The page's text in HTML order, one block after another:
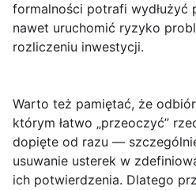
formalności potrafi wydłużyć
nawet uruchomić ryzyko
rozliczeniu inwestycji.
Warto też pamiętać, że
którym łatwo „przeoczyć”
dopięte od razu —
usuwanie usterek w
ich potwierdzenia. Dlatego